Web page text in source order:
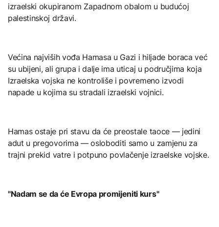
izraelski okupiranom Zapadnom obalom u budućoj
palestinskoj državi.
Većina najviših vođa Hamasa u Gazi i hiljade boraca već
su ubijeni, ali grupa i dalje ima uticaj u područjima koja
Izraelska vojska ne kontroliše i povremeno izvodi
napade u kojima su stradali izraelski vojnici.
Hamas ostaje pri stavu da će preostale taoce — jedini
adut u pregovorima — osloboditi samo u zamjenu za
trajni prekid vatre i potpuno povlačenje izraelske vojske.
"Nadam se da će Evropa promijeniti kurs"